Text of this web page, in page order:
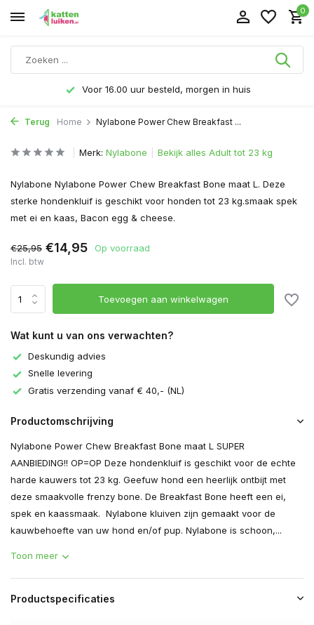
0
Voor 16.00 uur besteld, morgen in huis
Terug Home Nylabone Power Chew Breakfast ...
Merk: Nylabone Bekijk alles Adult tot 23 kg
Nylabone Nylabone Power Chew Breakfast Bone maat L. Deze
sterke hondenkluif is geschikt voor honden tot 23 kg.smaak spek
met ei en kaas, Bacon egg & cheese.
€25,95 €14,95 Op voorraad
Incl. btw
Toevoegen aan winkelwagen
Wat kunt u van ons verwachten?
Deskundig advies
Snelle levering
Gratis verzending vanaf € 40,- (NL)
Productomschrijving
Nylabone Power Chew Breakfast Bone maat L SUPER
AANBIEDING!! OP=OP Deze hondenkluif is geschikt voor de echte
harde kauwers tot 23 kg. Geefuw hond een heerlijk ontbijt met
deze smaakvolle frenzy bone. De Breakfast Bone heeft een ei,
spek en kaassmaak. Nylabone kluiven zijn gemaakt voor de
kauwbehoefte van uw hond en/of pup. Nylabone is schoon,...
Toon meer
Productspecificaties